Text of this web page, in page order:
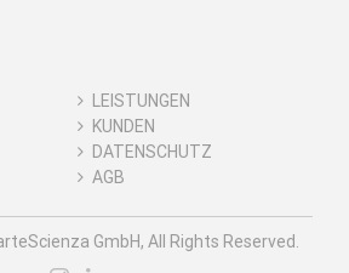
LEISTUNGEN
KUNDEN
DATENSCHUTZ
AGB
GmbH, All Rights Reserved.